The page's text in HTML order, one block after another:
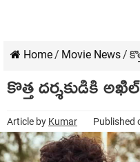
Home/ Movie News/
కొత్త దర్శకుడికి
Article by Kumar Published